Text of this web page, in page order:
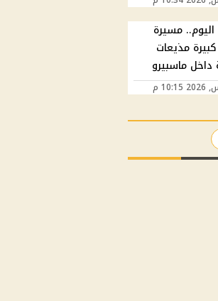
مسيرة
مذيعات
داخل ماسبيرو